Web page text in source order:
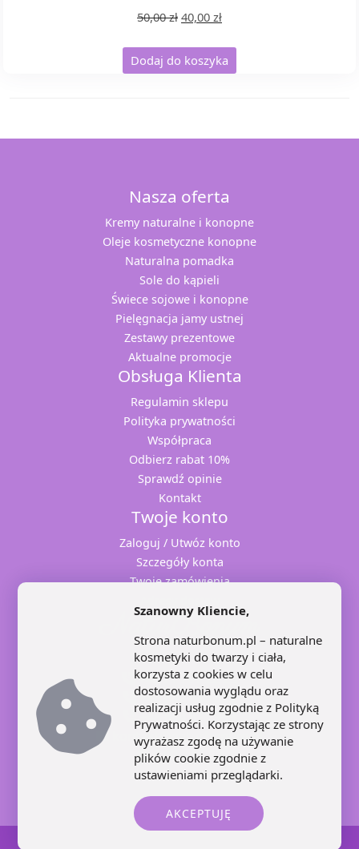
50,00zł Pierwotna
wynosiła:
50,00 zł.
40,00 złAktualna
wynosi:
40,00 zł.
Dodaj do koszyka
Nasza oferta
Kremy naturalne i konopne
Oleje kosmetyczne konopne
Naturalna pomadka
Sole do kąpieli
Świece sojowe i konopne
Pielęgnacja jamy ustnej
Zestawy prezentowe
Aktualne promocje
Obsługa Klienta
Regulamin sklepu
Polityka prywatności
Współpraca
Odbierz rabat 10%
Sprawdź opinie
Kontakt
Twoje konto
Zaloguj / Utwóz konto
Szczegóły konta
Twoje zamówienia
+48 71 707 22 25
+48 602 445 639
+48 664 871 959
kontakt@naturbonum.pl
8:00 – 17:30
Szanowny Kliencie,
Strona naturbonum.pl – naturalne
kosmetyki do twarzy i ciała,
korzysta z cookies w celu
dostosowania wyglądu oraz
realizacji usług zgodnie z Polityką
Prywatności. Korzystając ze strony
wyrażasz zgodę na używanie
plików cookie zgodnie z
ustawieniami przeglądarki.
AKCEPTUJĘ